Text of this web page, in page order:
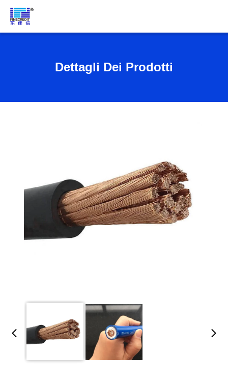
Dettagli Dei Prodotti